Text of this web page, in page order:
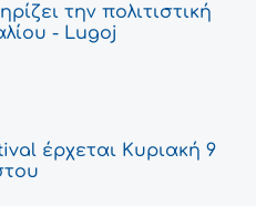
την πολιτιστική
- Lugoj
έρχεται Κυριακή 9